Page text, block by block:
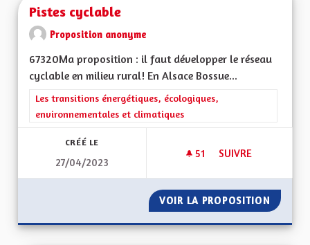
Pistes cyclable
Proposition anonyme
67320Ma proposition : il faut développer le réseau
cyclable en milieu rural! En Alsace Bossue...
Filtrer les résultats de la catégorie : Les transitions
Les transitions énergétiques, écologiques,
environnementales et climatiques
CRÉÉ LE
27/04/2023
51 51 ABONNÉS
SUIVRE
VOIR LA PROPOSITION PISTES